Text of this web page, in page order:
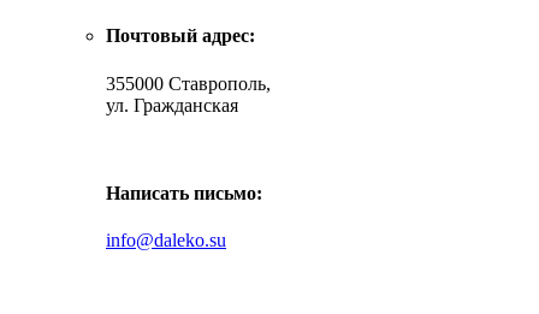
Почтовый адрес:
355000 Ставрополь,
ул. Гражданская
Написать письмо:
info@daleko.su